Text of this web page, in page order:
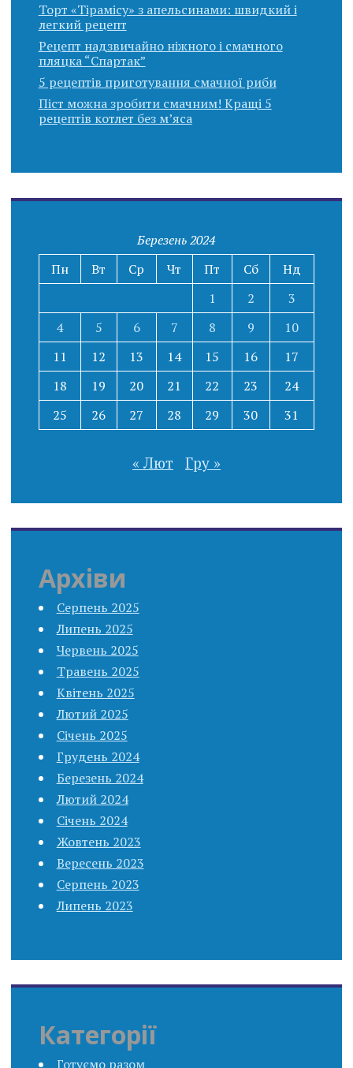
Торт «Тірамісу» з апельсинами: швидкий і
легкий рецепт
Рецепт надзвичайно ніжного і смачного
пляцка “Спартак”
5 рецептів приготування смачної риби
Піст можна зробити смачним! Кращі 5
рецептів котлет без м’яса
Березень 2024
Пн
Вт Ср Чт Пт Сб
Нд
1
2
3
4
5 6 7 8 9
10
11
12 13 14 15 16
17
18
19 20 21 22 23
24
25
26 27 28 29 30 31
« Лют Гру »
Архіви
Серпень 2025
Липень 2025
Червень 2025
Травень 2025
Квітень 2025
Лютий 2025
Січень 2025
Грудень 2024
Березень 2024
Лютий 2024
Січень 2024
Жовтень 2023
Вересень 2023
Серпень 2023
Липень 2023
Категорії
Готуємо разом